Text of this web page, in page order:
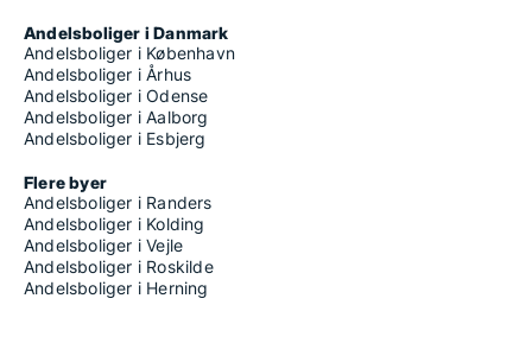
Andelsboliger i Danmark
Andelsboliger i København
Andelsboliger i Århus
Andelsboliger i Odense
Andelsboliger i Aalborg
Andelsboliger i Esbjerg
Flere byer
Andelsboliger i Randers
Andelsboliger i Kolding
Andelsboliger i Vejle
Andelsboliger i Roskilde
Andelsboliger i Herning